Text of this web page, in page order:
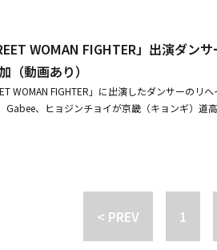
きたことが）ありがたい。10代とコミュニケー
しい成長に驚いた」と告白した。これと共に「
ならなくても、まるで自分が1位を獲得したか
もいい」と心温まるアドバイスを伝えた。リヘ
通じて、私ももっと成長しないとという気持ち
う」と語って、注目を集めた。続けて「『
。ダンスを始めたばかりのダンサーたちの純粋
自身も大きな影響を受けたと明かした。ヒョジン
。韓国最高の女性クルー8組がカリスマ性溢れ
韓国で11月に放送予定・「STREET WOMAN
そうになるんだろう
WOMAN FIGHTER」出演ダン
（動画あり）
WOMAN FIGHTER」に出演したダンサーのリ
Gabee、ヒョジンチョイが京畿（キョンギ）道
「STREET WOMAN FIGHTER」リーダー8人が
< PREV 1